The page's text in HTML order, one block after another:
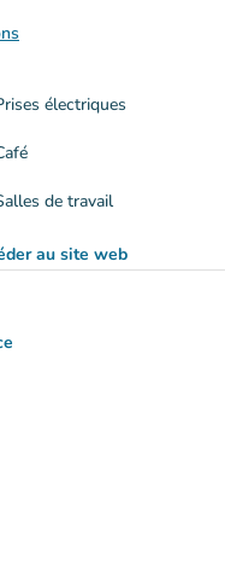
électriques
de travail
au site web
(nouvel onglet)